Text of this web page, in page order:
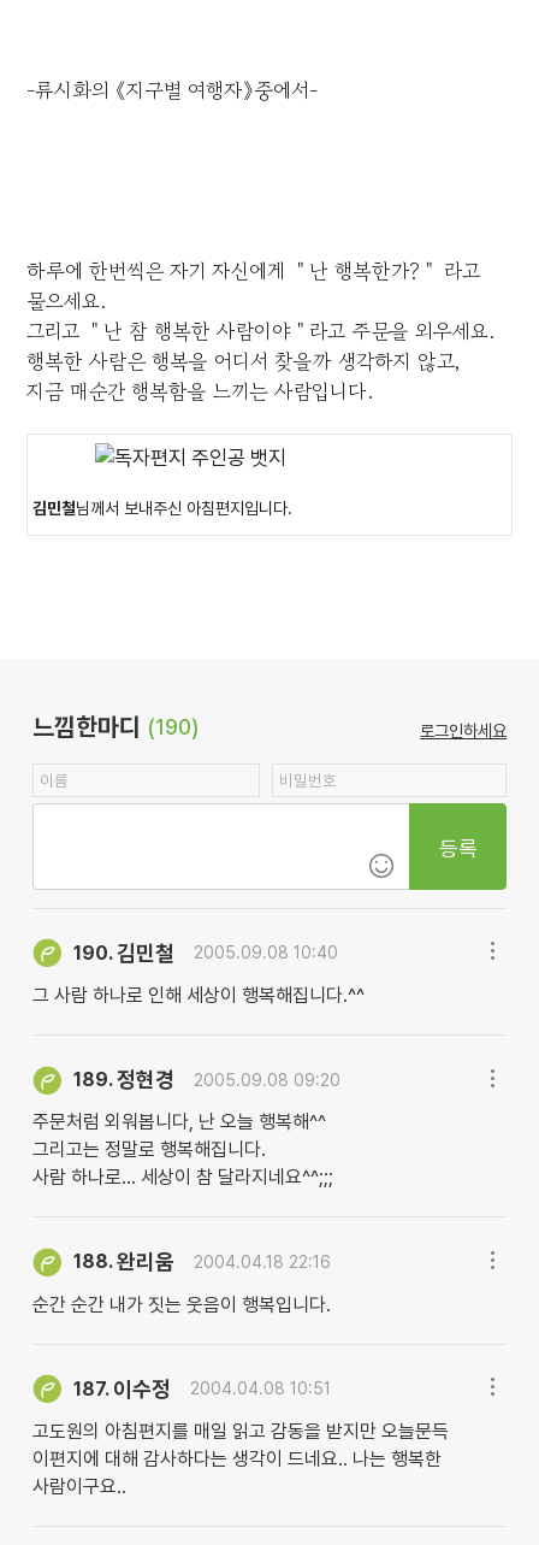
-류시화의 《지구별 여행자》중에서-
하루에 한번씩은 자기 자신에게 ＂난 행복한가?＂ 라고
물으세요.
그리고 ＂난 참 행복한 사람이야＂라고 주문을 외우세요.
행복한 사람은 행복을 어디서 찾을까 생각하지 않고,
지금 매순간 행복함을 느끼는 사람입니다.
김민철님께서 보내주신 아침편지입니다.
느낌한마디 (190) 로그인하세요
등록
190.김민철 2005.09.08 10:40
그 사람 하나로 인해 세상이 행복해집니다.^^
189.정현경 2005.09.08 09:20
주문처럼 외워봅니다, 난 오늘 행복해^^
그리고는 정말로 행복해집니다.
사람 하나로... 세상이 참 달라지네요^^;;;
188.완리움 2004.04.18 22:16
순간 순간 내가 짓는 웃음이 행복입니다.
187. 이수정 2004.04.08 10:51
고도원의 아침편지를 매일 읽고 감동을 받지만 오늘문득
이편지에 대해 감사하다는 생각이 드네요.. 나는 행복한
사람이구요..